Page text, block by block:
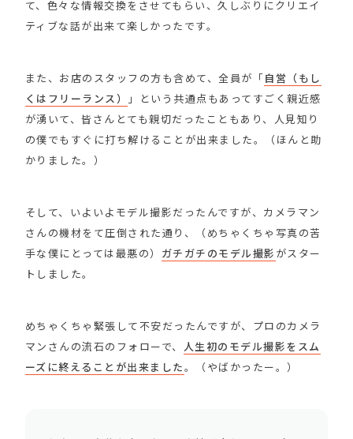
て、色々な情報交換をさせてもらい、久しぶりにクリエイ
ティブな話が出来て楽しかったです。
また、お店のスタッフの方も含めて、全員が「自営（もし
くはフリーランス）
」という共通点もあってすごく親近感
が湧いて、皆さんとても親切だったこともあり、人見知り
の僕でもすぐに打ち解けることが出来ました。（ほんと助
かりました。）
そして、いよいよモデル撮影だったんですが、カメラマン
さんの機材をて圧倒された通り、（めちゃくちゃ写真の苦
手な僕にとっては最悪の） ガチガチのモデル撮影 がスター
トしました。
めちゃくちゃ緊張して不安だったんですが、プロのカメラ
マンさんの流石のフォローで、
人生初のモデル撮影をスム
ーズに終えることが出来ました。（やばかったー。）